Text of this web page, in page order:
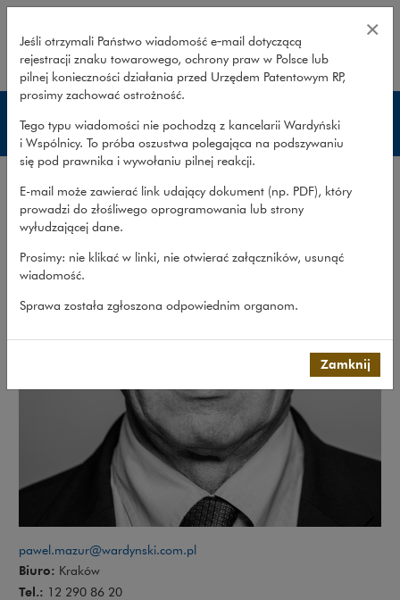
Paweł Mazur – Wardyński i
Prawnicy
pawel.mazur@wardynski.com.pl
Biuro: Kraków
Tel.: 12 290 86 20
Jeśli otrzymali Państwo wiadomość e‑mail dotyczącą
rejestracji znaku towarowego, ochrony praw w Polsce lub
pilnej konieczności działania przed Urzędem Patentowym RP,
prosimy zachować ostrożność.
Tego typu wiadomości nie pochodzą z kancelarii Wardyński
i Wspólnicy. To próba oszustwa polegająca na podszywaniu
się pod prawnika i wywołaniu pilnej reakcji.
E-mail może zawierać link udający dokument (np. PDF), który
prowadzi do złośliwego oprogramowania lub strony
wyłudzającej dane.
Prosimy: nie klikać w linki, nie otwierać załączników, usunąć
wiadomość.
Sprawa została zgłoszona odpowiednim organom.
×
Zamknij